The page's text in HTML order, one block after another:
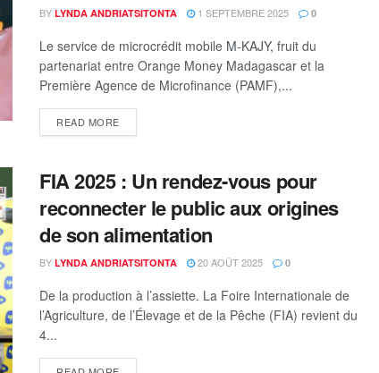
BY LYNDA ANDRIATSITONTA 1 SEPTEMBRE 2025 0
Le service de microcrédit mobile M-KAJY, fruit du
partenariat entre Orange Money Madagascar et la
Première Agence de Microfinance (PAMF),...
READ MORE
FIA 2025 : Un rendez-vous pour
reconnecter le public aux origines
de son alimentation
BY LYNDA ANDRIATSITONTA 20 AOÛT 2025 0
De la production à l’assiette. La Foire Internationale de
l’Agriculture, de l’Élevage et de la Pêche (FIA) revient du
4...